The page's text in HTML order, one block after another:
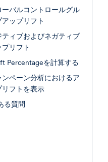
ーバルコントロールグル
アップリフト
ティブおよびネガティブ
プリフト
Percentageを計算する
ンペーン分析におけるア
リフトを表示
る質問